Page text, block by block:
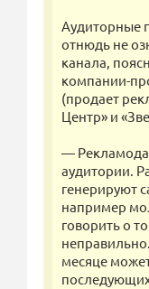
Аудиторные
отнюдь не
канала,
компании-
(продает
Центр» и
—
аудитории.
генерируют
например
говорить о
месяце